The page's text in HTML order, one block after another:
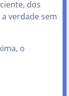
dos
verdade sem
o